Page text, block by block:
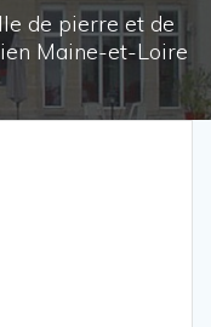
de pierre et de
Maine-et-Loire